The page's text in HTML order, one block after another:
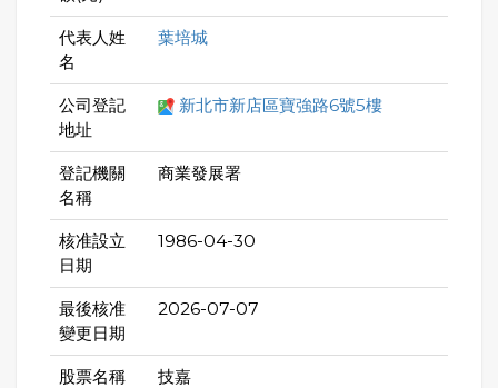
代表人姓
名
葉培城
公司登記
地址
新北市新店區寶強路6號5樓
登記機關
名稱
商業發展署
核准設立
日期
1986-04-30
最後核准
變更日期
2026-07-07
股票名稱 技嘉